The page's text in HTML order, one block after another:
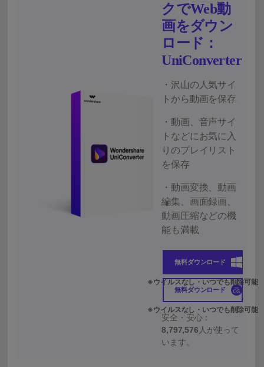
クでWeb動
画をダウン
ロード：
UniConverter
・沢山の人気サイ
トから動画を保存
・動画、音声サイ
トなどにお気に入
りのプレイリスト
を保存
・動画変換、動画
編集、画面録画、
動画圧縮などの機
能も満載
無料ダウンロード
無料ダウンロード
安全・安心：
8,797,576 人が使って
います。